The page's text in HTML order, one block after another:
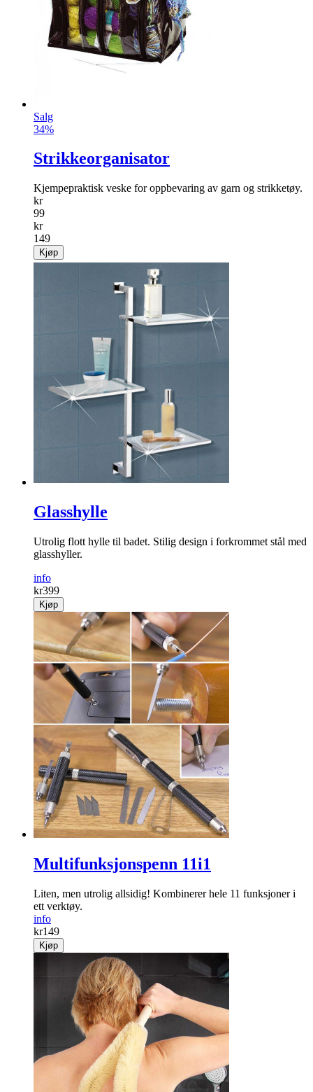
Salg
34%
Strikkeorganisator
Kjempepraktisk veske for oppbevaring av garn og strikketøy.
kr
99
kr
149
Kjøp
Glasshylle
Utrolig flott hylle til badet. Stilig design i forkrommet stål med
glasshyller.
info
kr399
Kjøp
Multifunksjonspenn 11i1
Liten, men utrolig allsidig! Kombinerer hele 11 funksjoner i
ett verktøy.
info
kr149
Kjøp